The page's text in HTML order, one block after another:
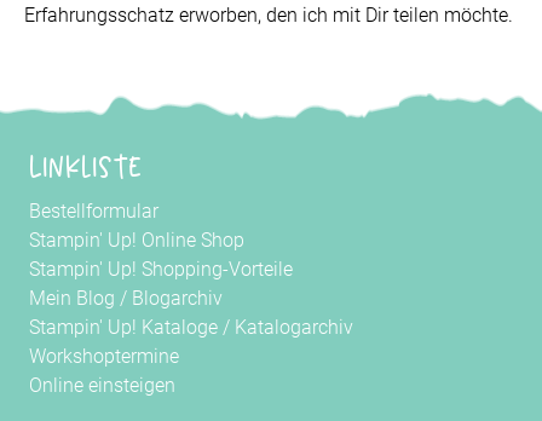
Erfahrungsschatz erworben, den ich mit Dir teilen möchte.
Linkliste
Bestellformular
Stampin' Up! Online Shop
Stampin' Up! Shopping-Vorteile
Mein Blog / Blogarchiv
Stampin' Up! Kataloge / Katalogarchiv
Workshoptermine
Online einsteigen